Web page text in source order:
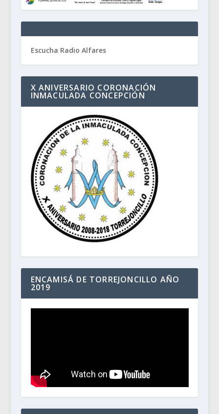
Escucha Radio Alfares
X ANIVERSARIO CORONACIÓN
INMACULADA CONCEPCIÓN
ENCAMISÁ DE TORREJONCILLO AÑO
2019